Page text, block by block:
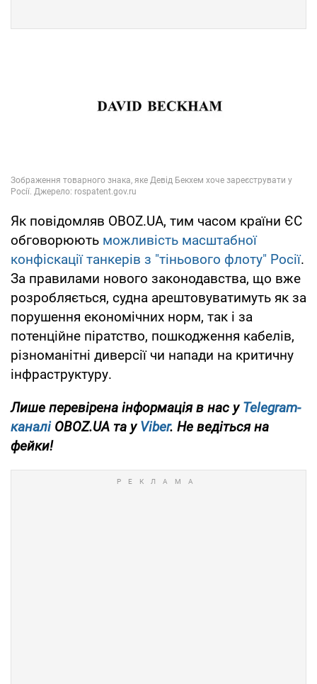
Як повідомляв OBOZ.UA, тим часом країни ЄС
обговорюють можливість масштабної
конфіскації танкерів з "тіньового флоту" Росії.
За правилами нового законодавства, що вже
розробляється, судна арештовуватимуть як за
порушення економічних норм, так і за
потенційне піратство, пошкодження кабелів,
різноманітні диверсії чи напади на критичну
інфраструктуру.
Лише перевірена інформація в нас уTelegram-
каналіOBOZ.UA та уViber. Не ведіться на
фейки!